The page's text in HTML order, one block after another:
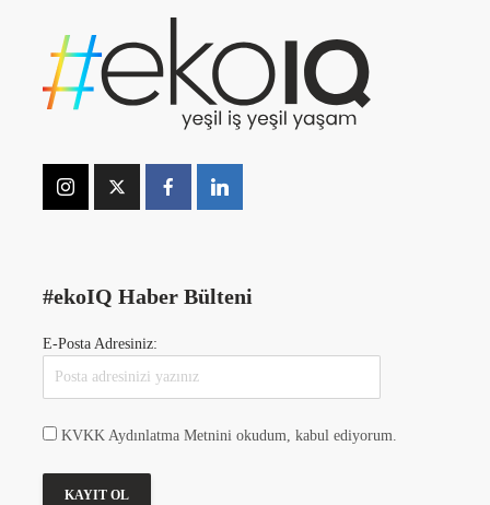
#ekoIQ Haber Bülteni
E-Posta Adresiniz:
KVKK Aydınlatma Metnini okudum, kabul ediyorum.